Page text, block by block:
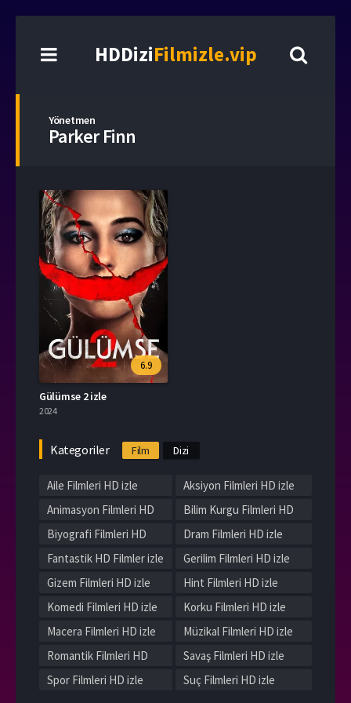
HDDiziFilmizle.vip
Yönetmen
Parker Finn
6.9
Gülümse 2 izle
2024
Kategoriler Film Dizi
Aile Filmleri HD izle
Aksiyon Filmleri HD izle
Animasyon Filmleri HD
izle
Bilim Kurgu Filmleri HD
izle
Biyografi Filmleri HD
izle
Dram Filmleri HD izle
Fantastik HD Filmler izle
Gerilim Filmleri HD izle
Gizem Filmleri HD izle
Hint Filmleri HD izle
Komedi Filmleri HD izle
Korku Filmleri HD izle
Macera Filmleri HD izle
Müzikal Filmleri HD izle
Romantik Filmleri HD
izle
Savaş Filmleri HD izle
Spor Filmleri HD izle
Suç Filmleri HD izle